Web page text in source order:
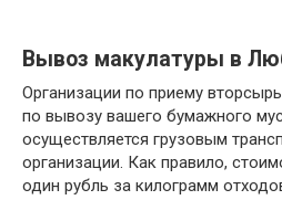
Вывоз макулатуры в
Организации по приему
по вывозу вашего бумажного
осуществляется грузовым
организации. Как правило,
один рубль за килограмм